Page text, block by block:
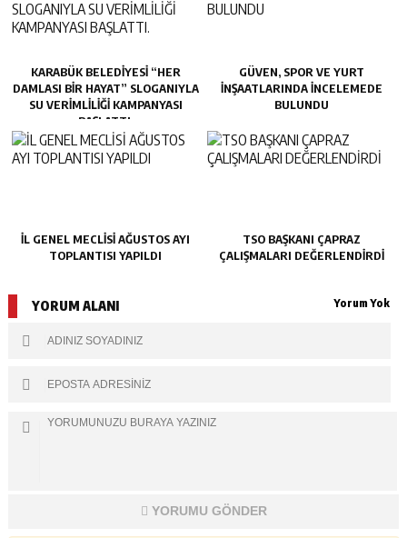
KARABÜK BELEDİYESİ “HER
DAMLASI BİR HAYAT” SLOGANIYLA
SU VERİMLİLİĞİ KAMPANYASI
BAŞLATTI.
GÜVEN, SPOR VE YURT
İNŞAATLARINDA İNCELEMEDE
BULUNDU
İL GENEL MECLİSİ AĞUSTOS AYI
TOPLANTISI YAPILDI
TSO BAŞKANI ÇAPRAZ
ÇALIŞMALARI DEĞERLENDİRDİ
YORUM ALANI Yorum Yok
YORUMU GÖNDER